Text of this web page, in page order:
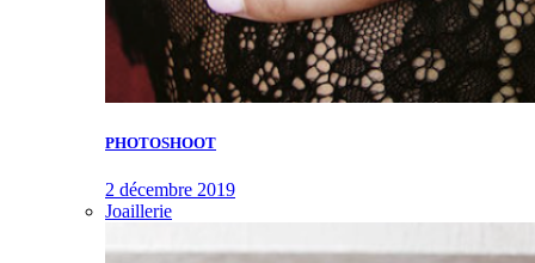
PHOTOSHOOT
2 décembre 2019
Joaillerie